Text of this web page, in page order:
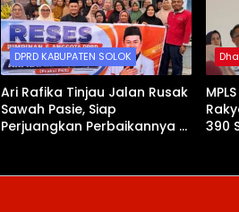
DPRD KABUPATEN SOLOK
Ari Rafika Tinjau Jalan Rusak
Sawah Pasie, Siap
Perjuangkan Perbaikannya di
390